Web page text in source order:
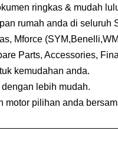
ringkas & mudah
rumah anda di seluruh
Mforce
Parts, Accessories,
kemudahan anda.
lebih mudah.
motor pilihan anda